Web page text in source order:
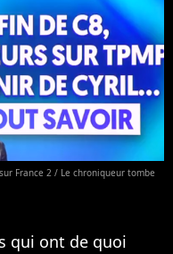
France 2 / Le chroniqueur tombe
qui ont de quoi